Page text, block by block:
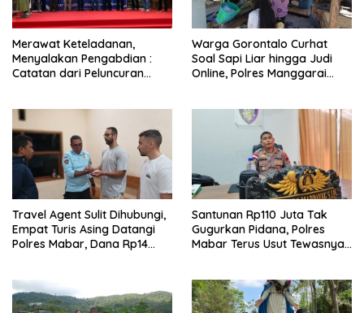
Merawat Keteladanan,
Menyalakan Pengabdian :
Catatan dari Peluncuran
Warga Gorontalo Curhat
Soal Sapi Liar hingga Judi
Online, Polres Manggarai
Travel Agent Sulit Dihubungi,
Empat Turis Asing Datangi
Polres Mabar, Dana Rp14
Santunan Rp110 Juta Tak
Gugurkan Pidana, Polres
Mabar Terus Usut Tewasnya